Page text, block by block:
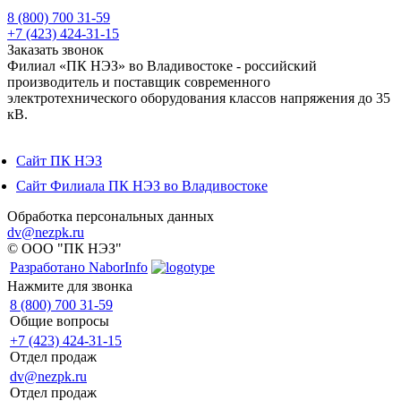
8 (800) 700 31-59
+7 (423) 424-31-15
Заказать звонок
Филиал «ПК НЭЗ» во Владивостоке - российский
производитель и поставщик современного
электротехнического оборудования классов напряжения до 35
кВ.
Сайт ПК НЭЗ
Сайт Филиала ПК НЭЗ во Владивостоке
Обработка персональных данных
dv@nezpk.ru
© ООО "ПК НЭЗ"
Разработано NaborInfo
Нажмите для звонка
8 (800) 700 31-59
Общие вопросы
+7 (423) 424-31-15
Отдел продаж
dv@nezpk.ru
Отдел продаж